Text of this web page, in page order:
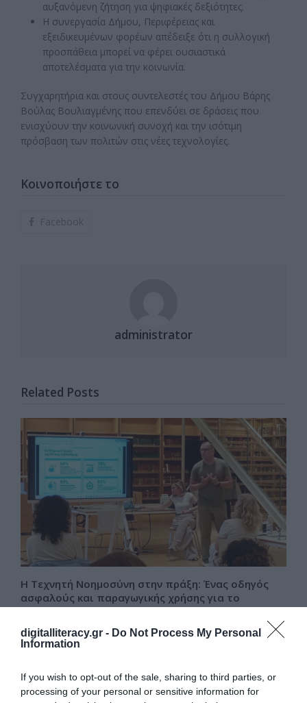
digitalliteracy.gr - Do Not Process My Personal
Information
If you wish to opt-out of the sale, sharing to third parties, or
processing of your personal or sensitive information for
αυξανόμενη ζήτηση για ψηφιακές δεξιότητες.
Η συνεργασία Δήμου, Περιφέρειας και
εξειδικευμένων φορέων απέδειξε ότι η συλλογική
προσπάθεια μπορεί να φέρει ουσιαστικά
αποτελέσματα για την κοινωνία.
Συγχαρητήρια και στους συντελεστές του Δήμου Βάρης
Βούλας Βουλιαγμένης που επενδύει σε δράσεις που
ενισχύουν την κοινωνική συνοχή και την ισότιμη
πρόσβαση των πολιτών στις νέες τεχνολογίες.
Κοινοποιήστε το
Facebook
administrator
Related Posts
Η Τεχνητή Νοημοσύνη στην πράξη: Ένας οδηγός
ασφαλούς και παραγωγικής χρήσης για το
προσωπικό της Εθνικής Βιβλιοθήκης της Ελλάδος
Στο πλαίσιο της συνεχούς προσπάθειας για την ενίσχυση του
ψηφιακού εγγραμματισμού και την προώθηση της…